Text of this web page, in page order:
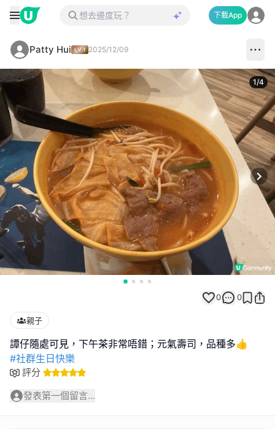
下載App
Patty Hui 2025/12/09
1/4
0 0
親子
#社群生日快樂
評分
發表第一個留言...